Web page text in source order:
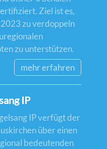
Ziel ist es,
zu verdoppeln
zu unterstützen.
mehr erfahren
IP
IP verfügt der
über einen
bedeutenden